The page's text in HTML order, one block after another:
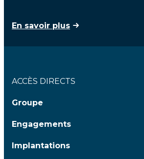
En savoir plus
ACCÈS DIRECTS
Groupe
Engagements
Implantations